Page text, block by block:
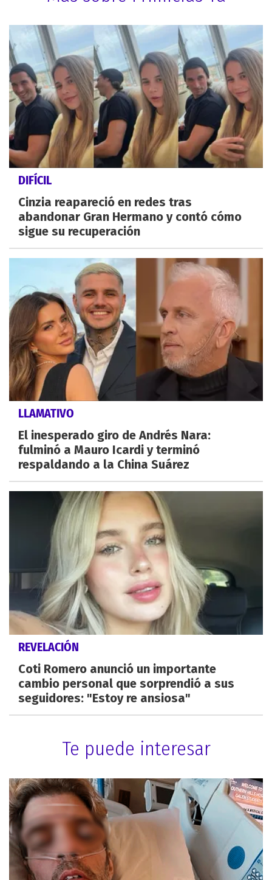
DIFÍCIL
Cinzia reapareció en redes tras
abandonar Gran Hermano y contó cómo
sigue su recuperación
LLAMATIVO
El inesperado giro de Andrés Nara:
fulminó a Mauro Icardi y terminó
respaldando a la China Suárez
REVELACIÓN
Coti Romero anunció un importante
cambio personal que sorprendió a sus
seguidores: "Estoy re ansiosa"
Te puede interesar